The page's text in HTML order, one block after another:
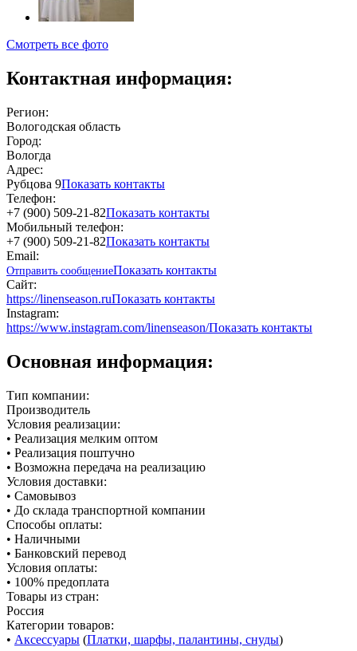
Смотреть все фото
Контактная информация:
Регион:
Вологодская область
Город:
Вологда
Адрес:
Рубцова 9Показать контакты
Телефон:
+7 (900) 509-21-82Показать контакты
Мобильный телефон:
+7 (900) 509-21-82Показать контакты
Email:
Отправить сообщениеПоказать контакты
Сайт:
https://linenseason.ruПоказать контакты
Instagram:
https://www.instagram.com/linenseason/Показать контакты
Основная информация:
Тип компании:
Производитель
Условия реализации:
• Реализация мелким оптом
• Реализация поштучно
• Возможна передача на реализацию
Условия доставки:
• Самовывоз
• До склада транспортной компании
Способы оплаты:
• Наличными
• Банковский перевод
Условия оплаты:
• 100% предоплата
Товары из стран:
Россия
Категории товаров:
• Аксессуары (Платки, шарфы, палантины, снуды)